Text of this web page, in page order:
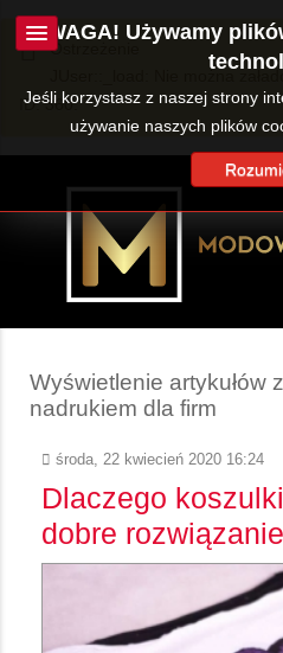
Ostrzeżenie
JUser::_load: Nie można
ID: 360.
Wyświetlenie artykułów
nadrukiem dla firm
środa, 22 kwiecień 2020 16:24
Dlaczego
dobre
UWAGA! Używamy
Jeśli korzystasz z naszej strony
używanie naszych plików